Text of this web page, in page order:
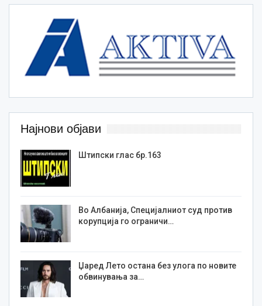
Најнови објави
Штипски глас бр.163
Во Албанија, Специјалниот суд против
корупција го ограничи…
Џаред Лето остана без улога по новите
обвинувања за…